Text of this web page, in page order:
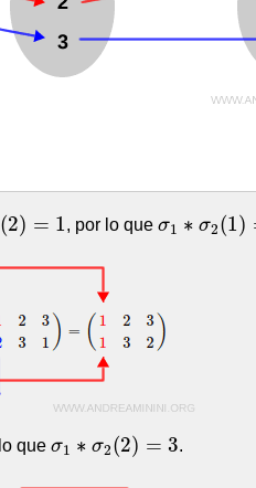
(2) = 1
1(2) , por lo queσ1 ∗ σ2(1)
2(1
queσ1 ∗ σ2(2) = 3
2(2 3 .